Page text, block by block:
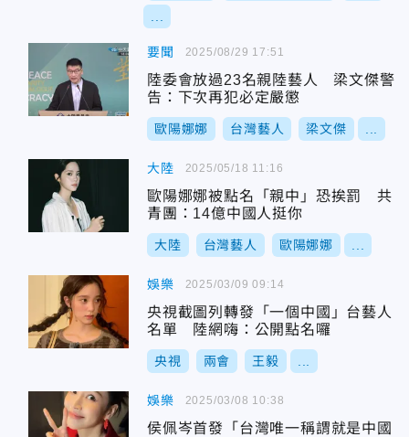
要聞
陸委會放過23名親陸藝人 梁文傑警
告：下次再犯必定嚴懲
歐陽娜娜 台灣藝人 梁文傑
2025/08/29 17:51
大陸
歐陽娜娜被點名「親中」恐挨罰 共
青團：14億中國人挺你
大陸 台灣藝人 歐陽娜娜
2025/05/18 11:16
娛樂
央視截圖列轉發「一個中國」台藝人
名單 陸網嗨：公開點名囉
央視 兩會 王毅
2025/03/09 09:14
娛樂
侯佩岑首發「台灣唯一稱謂就是中國
2025/03/08 10:38